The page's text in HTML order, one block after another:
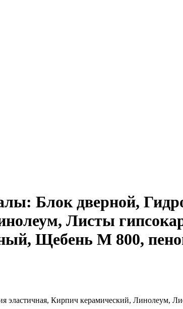
Блок дверной,
Листы
Щебень М 800,
эластичная, Кирпич керамический, Линолеум,